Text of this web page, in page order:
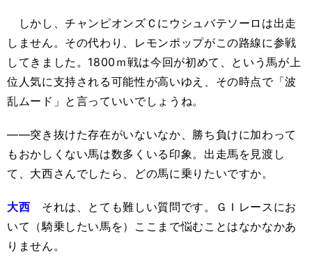
しかし、チャンピオンズＣにウシュバテソーロは出走
しません。その代わり、レモンポップがこの路線に参戦
してきました。1800ｍ戦は今回が初めて、という馬が上
位人気に支持される可能性が高いゆえ、その時点で「波
乱ムード」と言っていいでしょうね。
――突き抜けた存在がいないなか、勝ち負けに加わって
もおかしくない馬は数多くいる印象。出走馬を見渡し
て、大西さんでしたら、どの馬に乗りたいですか。
大西 それは、とても難しい質問です。ＧＩレースにお
いて（騎乗したい馬を）ここまで悩むことはなかなかあ
りません。